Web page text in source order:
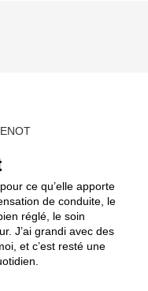
ce qu’elle apporte
de conduite, le
réglé, le soin
J’ai grandi avec des
et c’est resté une